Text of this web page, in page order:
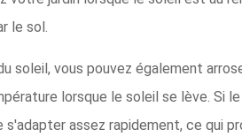
le sol.
soleil, vous pouvez également
lorsque le soleil se lève. Si
assez rapidement, ce qui